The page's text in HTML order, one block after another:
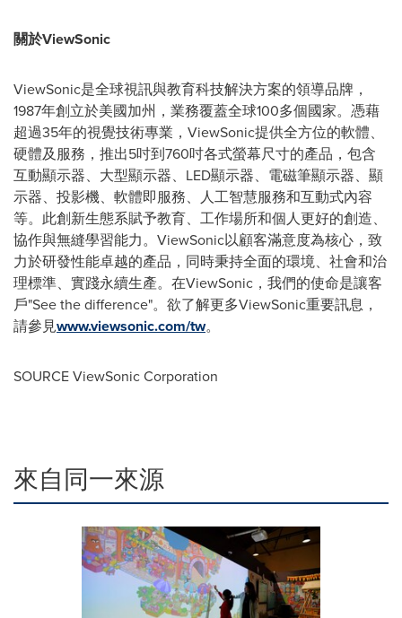
關於ViewSonic
ViewSonic是全球視訊與教育科技解決方案的領導品牌，
1987年創立於美國加州，業務覆蓋全球100多個國家。憑藉
超過35年的視覺技術專業，ViewSonic提供全方位的軟體、
硬體及服務，推出5吋到760吋各式螢幕尺寸的產品，包含
互動顯示器、大型顯示器、LED顯示器、電磁筆顯示器、顯
示器、投影機、軟體即服務、人工智慧服務和互動式內容
等。此創新生態系賦予教育、工作場所和個人更好的創造、
協作與無縫學習能力。ViewSonic以顧客滿意度為核心，致
力於研發性能卓越的產品，同時秉持全面的環境、社會和治
理標準、實踐永續生產。在ViewSonic，我們的使命是讓客
戶"See the difference"。欲了解更多ViewSonic重要訊息，
請參見www.viewsonic.com/tw。
SOURCE ViewSonic Corporation
來自同一來源